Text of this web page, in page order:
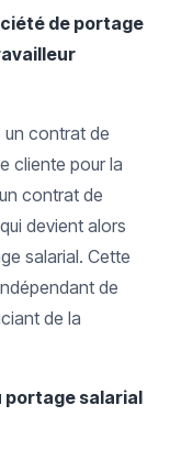
de portage
un contrat de
cliente pour la
contrat de
devient alors
salarial. Cette
de
de la
portage salarial